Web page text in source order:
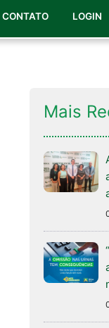
CONTATO LOGIN
Mais